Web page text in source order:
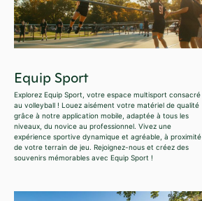
Equip Sport
Explorez Equip Sport, votre espace multisport consacré
au volleyball ! Louez aisément votre matériel de qualité
grâce à notre application mobile, adaptée à tous les
niveaux, du novice au professionnel. Vivez une
expérience sportive dynamique et agréable, à proximité
de votre terrain de jeu. Rejoignez-nous et créez des
souvenirs mémorables avec Equip Sport !